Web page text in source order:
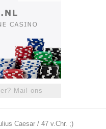
Mail ons
Caesar / 47 v.Chr. ;)